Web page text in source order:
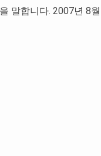
말합니다. 2007년 8